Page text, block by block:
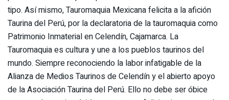
tipo. Así mismo, Tauromaquia Mexicana felicita a la afición
Taurina del Perú, por la declaratoria de la tauromaquia como
Patrimonio Inmaterial en Celendín, Cajamarca. La
Tauromaquia es cultura y une a los pueblos taurinos del
mundo. Siempre reconociendo la labor infatigable de la
Alianza de Medios Taurinos de Celendín y el abierto apoyo
de la Asociación Taurina del Perú. Ello no debe ser óbice